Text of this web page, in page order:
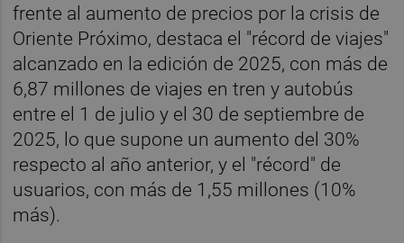
frente al aumento de precios por la crisis de
Oriente Próximo, destaca el "récord de viajes"
alcanzado en la edición de 2025, con más de
6,87 millones de viajes en tren y autobús
entre el 1 de julio y el 30 de septiembre de
2025, lo que supone un aumento del 30%
respecto al año anterior, y el "récord" de
usuarios, con más de 1,55 millones (10%
más).